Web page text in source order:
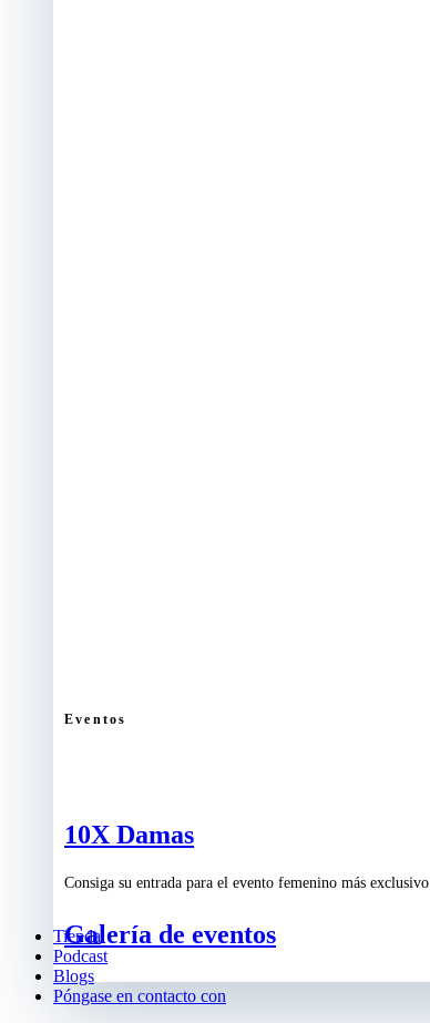
Eventos
10X Damas
Consiga su entrada para el evento femenino más exclusivo
Galería de eventos
Tienda
Podcast
Blogs
Póngase en contacto con